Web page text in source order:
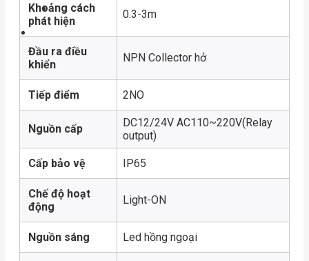
Khoảng cách
phát hiện
0.3-3m
Đầu ra điều
khiển
NPN Collector hở
Tiếp điểm 2NO
Nguồn cấp
DC12/24V AC110~220V(Relay
output)
Cấp bảo vệ IP65
Chế độ hoạt
động
Light-ON
Nguồn sáng Led hồng ngoại